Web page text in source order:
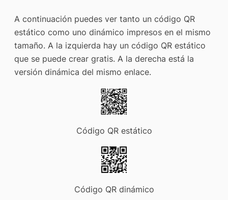
A continuación puedes ver tanto un código QR
estático como uno dinámico impresos en el mismo
tamaño. A la izquierda hay un código QR estático
que se puede crear gratis. A la derecha está la
versión dinámica del mismo enlace.
Código QR estático
Código QR dinámico